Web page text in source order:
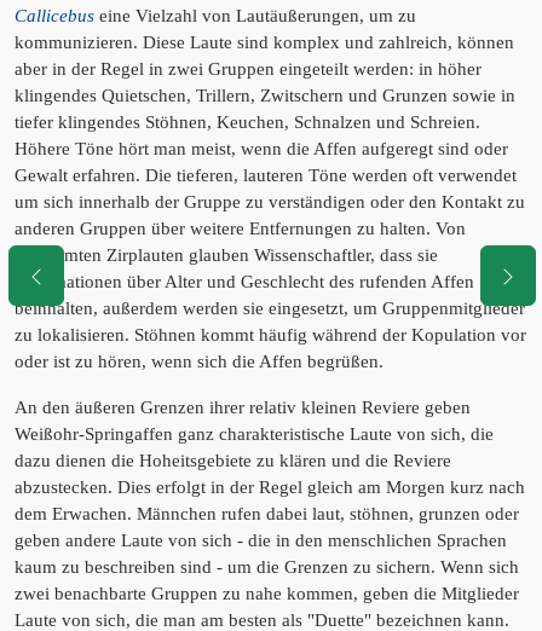
Callicebus eine Vielzahl von Lautäußerungen, um zu
kommunizieren. Diese Laute sind komplex und zahlreich, können
aber in der Regel in zwei Gruppen eingeteilt werden: in höher
klingendes Quietschen, Trillern, Zwitschern und Grunzen sowie in
tiefer klingendes Stöhnen, Keuchen, Schnalzen und Schreien.
Höhere Töne hört man meist, wenn die Affen aufgeregt sind oder
Gewalt erfahren. Die tieferen, lauteren Töne werden oft verwendet
um sich innerhalb der Gruppe zu verständigen oder den Kontakt zu
anderen Gruppen über weitere Entfernungen zu halten. Von
bestimmten Zirplauten glauben Wissenschaftler, dass sie
Informationen über Alter und Geschlecht des rufenden Affen
beinhalten, außerdem werden sie eingesetzt, um Gruppenmitglieder
zu lokalisieren. Stöhnen kommt häufig während der Kopulation vor
oder ist zu hören, wenn sich die Affen begrüßen.
An den äußeren Grenzen ihrer relativ kleinen Reviere geben
Weißohr-Springaffen ganz charakteristische Laute von sich, die
dazu dienen die Hoheitsgebiete zu klären und die Reviere
abzustecken. Dies erfolgt in der Regel gleich am Morgen kurz nach
dem Erwachen. Männchen rufen dabei laut, stöhnen, grunzen oder
geben andere Laute von sich - die in den menschlichen Sprachen
kaum zu beschreiben sind - um die Grenzen zu sichern. Wenn sich
zwei benachbarte Gruppen zu nahe kommen, geben die Mitglieder
Laute von sich, die man am besten als "Duette" bezeichnen kann.